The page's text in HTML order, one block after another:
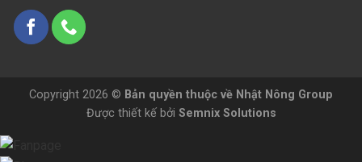
Copyright 2026 © Bản quyền thuộc về Nhật Nông Group
Được thiết kế bởi Semnix Solutions